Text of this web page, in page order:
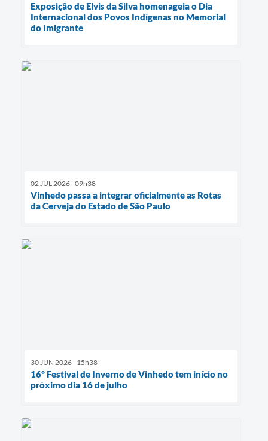
Exposição de Elvis da Silva homenageia o Dia
Internacional dos Povos Indígenas no Memorial
do Imigrante
02 JUL 2026 - 09h38
Vinhedo passa a integrar oficialmente as Rotas
da Cerveja do Estado de São Paulo
30 JUN 2026 - 15h38
16º Festival de Inverno de Vinhedo tem início no
próximo dia 16 de julho